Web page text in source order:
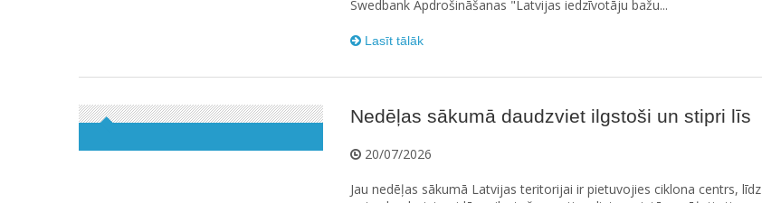
Swedbank Apdrošināšanas "Latvijas iedzīvotāju bažu...
Lasīt tālāk
Nedēļas sākumā daudzviet ilgstoši un stipri līs
20/07/2026
Jau nedēļas sākumā Latvijas teritorijai ir pietuvojies ciklona centrs, līdz